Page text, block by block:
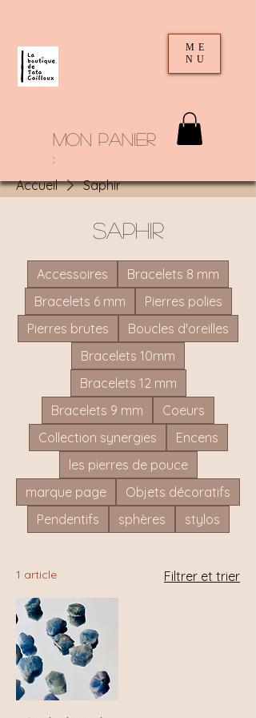
mon panier
:
ME
NU
Accueil Saphir
Saphir
Accessoires
Bracelets 8 mm
Bracelets 6 mm
Pierres polies
Pierres brutes
Boucles d'oreilles
Bracelets 10mm
Bracelets 12 mm
Bracelets 9 mm
Coeurs
Collection synergies
Encens
les pierres de pouce
marque page
Objets décoratifs
Pendentifs
sphères stylos
1 article Filtrer et trier